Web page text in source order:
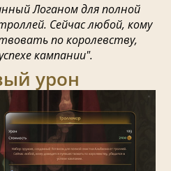
Логаном для полной
Сейчас любой, кому
по королевству,
кампании".
урон